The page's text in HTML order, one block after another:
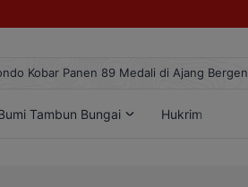
Kobar Panen 89 Medali di Ajang
Tambun Bungai Hukrim